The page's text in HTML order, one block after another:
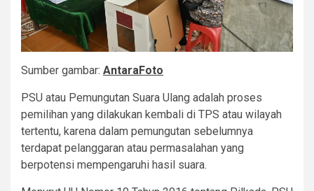
Sumber gambar: AntaraFoto
PSU atau Pemungutan Suara Ulang adalah proses
pemilihan yang dilakukan kembali di TPS atau wilayah
tertentu, karena dalam pemungutan sebelumnya
terdapat pelanggaran atau permasalahan yang
berpotensi mempengaruhi hasil suara.